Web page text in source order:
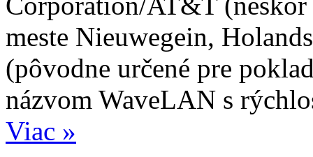
meste Nieuwegein,
(pôvodne určené pre
názvom WaveLAN s
Viac »